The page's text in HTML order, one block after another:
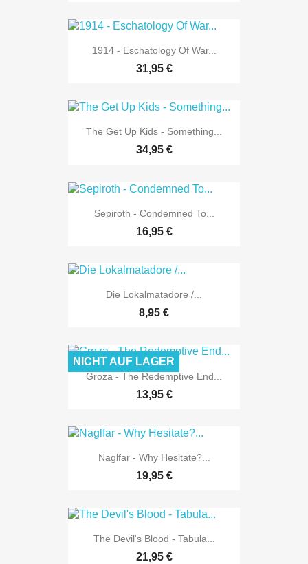
1914 - Eschatology Of War...
31,95 €
The Get Up Kids - Something...
34,95 €
Sepiroth - Condemned To...
16,95 €
Die Lokalmatadore /...
8,95 €
Groza - The Redemptive End...
13,95 €
NICHT AUF LAGER
Naglfar - Why Hesitate?...
19,95 €
The Devil's Blood - Tabula...
21,95 €